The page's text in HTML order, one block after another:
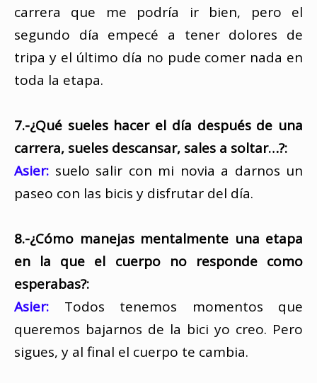
carrera que me podría ir bien, pero el
segundo día empecé a tener dolores de
tripa y el último día no pude comer nada en
toda la etapa.
7.-¿Qué sueles hacer el día después de una
carrera, sueles descansar, sales a soltar…?:
Asier: suelo salir con mi novia a darnos un
paseo con las bicis y disfrutar del día.
8.-¿Cómo manejas mentalmente una etapa
en la que el cuerpo no responde como
esperabas?:
Asier: Todos tenemos momentos que
queremos bajarnos de la bici yo creo. Pero
sigues, y al final el cuerpo te cambia.